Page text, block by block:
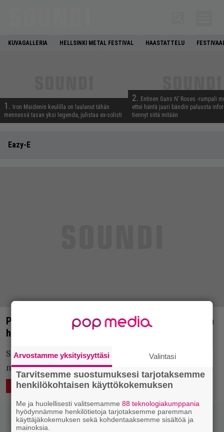
KUVAGALLERIA HELLSINKI METAL FESTIVAL HAASTATTELU
1.
Iron Maidenin keulilla on laulanut tähän
mennessä tasan yksi legenda, julistaa ex-solisti
2. Entinen Guns N’ Roses -rumpali
ettei häntä juuri bändin paluusta
tiennyt siitä mitään
Eazy-E
Päivän tv-vinkki: Ikonisesta rap-yhtyeestä kertova
hittielokuva ensi kertaa Suomen televisiossa
Straight Outta Compton (2015) keräsi yli 200
miljoonan dollarin lipputulot.
KUVAA 5.10.2018 08:30 Vesa Siltanen
Arvostamme yksityisyyttäsi Valintasi
Tarvitsemme suostumuksesi tarjotaksemme
henkilökohtaisen käyttökokemuksen
Me ja huolellisesti valitsemamme88 teknologiakumppania
hyödynnämme henkilötietoja tarjotaksemme paremman
käyttäjäkokemuksen sekä kohdentaaksemme sisältöä ja
mainoksia.